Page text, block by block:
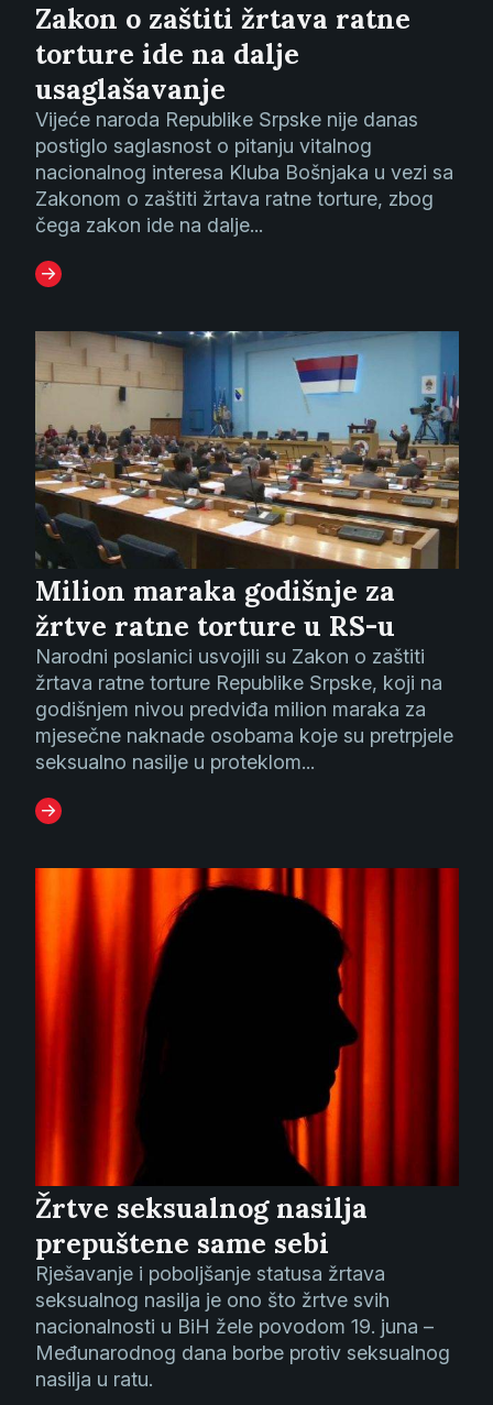
Zakon o zaštiti žrtava ratne
torture ide na dalje
usaglašavanje
Vijeće naroda Republike Srpske nije danas
postiglo saglasnost o pitanju vitalnog
nacionalnog interesa Kluba Bošnjaka u vezi sa
Zakonom o zaštiti žrtava ratne torture, zbog
čega zakon ide na dalje...
Milion maraka godišnje za
žrtve ratne torture u RS-u
Narodni poslanici usvojili su Zakon o zaštiti
žrtava ratne torture Republike Srpske, koji na
godišnjem nivou predviđa milion maraka za
mjesečne naknade osobama koje su pretrpjele
seksualno nasilje u proteklom...
Žrtve seksualnog nasilja
prepuštene same sebi
Rješavanje i poboljšanje statusa žrtava
seksualnog nasilja je ono što žrtve svih
nacionalnosti u BiH žele povodom 19. juna –
Međunarodnog dana borbe protiv seksualnog
nasilja u ratu.